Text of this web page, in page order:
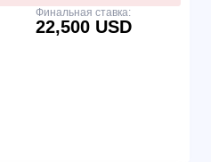
Финальная ставка:
22,500 USD